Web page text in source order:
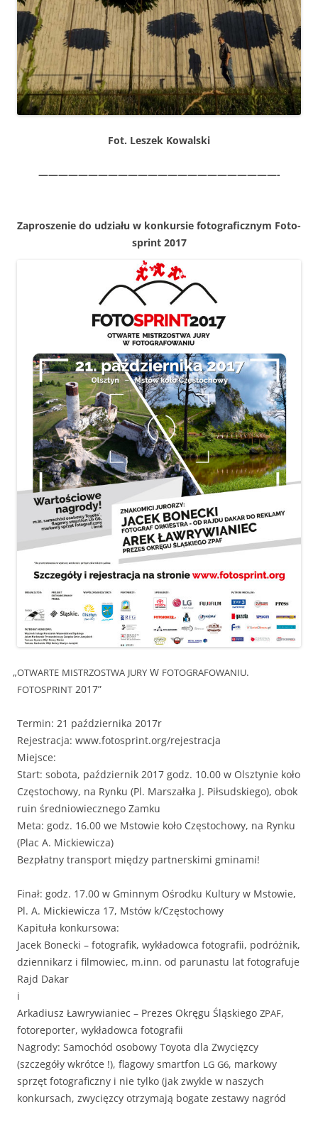
Fot. Leszek Kowalski
————————————————————————-
Zaprosze­nie do udzi­ału w konkur­sie fotograficznym Foto­
sprint 2017
„OTWARTE MISTRZOSTWA JURY W FOTOGRAFOWANIU.
FOTOSPRINT 2017”
Ter­min: 21 październi­ka 2017r
Rejes­trac­ja: www.fotosprint.org/rejestracja
Miejsce:
Start: sob­o­ta, październik 2017 godz. 10.00 w Olsz­tynie koło
Częs­to­chowy, na Rynku (Pl. Marsza­ł­ka J. Pił­sud­skiego), obok
ruin śred­niowiecznego Zamku
Meta: godz. 16.00 we Mstowie koło Częs­to­chowy, na Rynku
(Plac A. Mickiewicza)
Bezpłat­ny trans­port między part­ner­ski­mi gminami!
Finał: godz. 17.00 w Gmin­nym Ośrod­ku Kul­tu­ry w Mstowie,
Pl. A. Mick­iewicza 17, Mstów k/Częstochowy
Kapituła konkursowa:
Jacek Bonec­ki – fotografik, wykład­ow­ca fotografii, podróżnik,
dzi­en­nikarz i fil­mowiec, m.inn. od parunas­tu lat fotogra­fu­je
Rajd Dakar
i
Arka­diusz Ławry­wian­iec – Prezes Okręgu Śląskiego ZPAF,
fotore­porter, wykład­ow­ca fotografii
Nagrody: Samochód osobowy Toy­ota dla Zwycięz­cy
(szczegóły wkrótce !), flagowy smart­fon LG G6, markowy
sprzęt fotograficzny i nie tylko (jak zwyk­le w naszych
konkur­sach, zwycięz­cy otrzy­ma­ją bogate zestawy nagród